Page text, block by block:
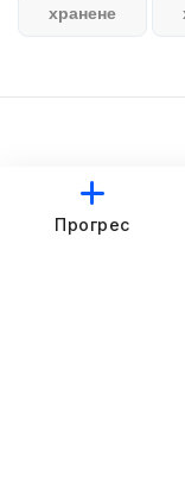
хранене
©
Прогрес